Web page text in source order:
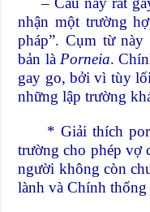
nhận một trường
pháp”. Cụm từ
bản là Porneia.
gay go, bởi vì tùy
những lập trường
* Giải thích
trường cho phép vợ
người không còn
lành và Chính